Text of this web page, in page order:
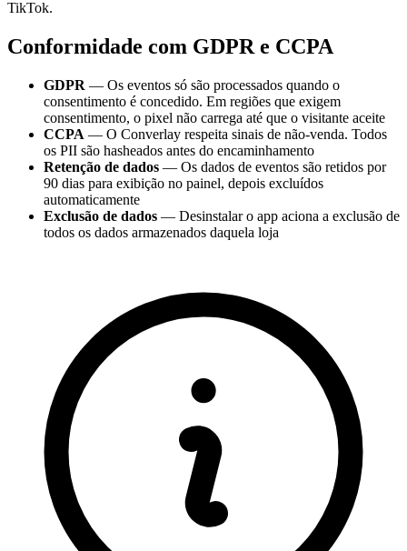
TikTok.
Conformidade com GDPR e CCPA
GDPR — Os eventos só são processados quando o
consentimento é concedido. Em regiões que exigem
consentimento, o pixel não carrega até que o visitante aceite
CCPA — O Converlay respeita sinais de não-venda. Todos
os PII são hasheados antes do encaminhamento
Retenção de dados — Os dados de eventos são retidos por
90 dias para exibição no painel, depois excluídos
automaticamente
Exclusão de dados — Desinstalar o app aciona a exclusão de
todos os dados armazenados daquela loja